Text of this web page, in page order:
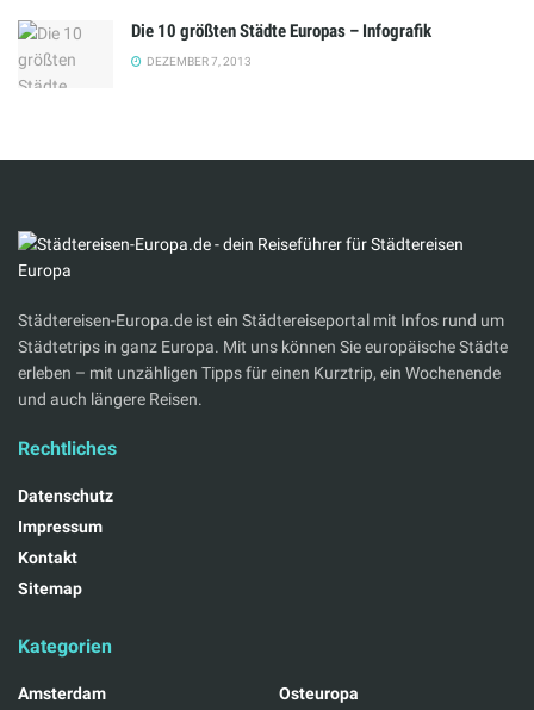
Die 10 größten Städte Europas – Infografik
DEZEMBER 7, 2013
Städtereisen-Europa.de ist ein Städtereiseportal mit Infos rund um
Städtetrips in ganz Europa. Mit uns können Sie europäische Städte
erleben – mit unzähligen Tipps für einen Kurztrip, ein Wochenende
und auch längere Reisen.
Rechtliches
Datenschutz
Impressum
Kontakt
Sitemap
Kategorien
Amsterdam
Osteuropa